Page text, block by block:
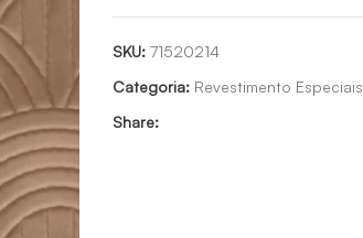
SKU: 71520214
Categoria: Revestimento Especiais
Share: